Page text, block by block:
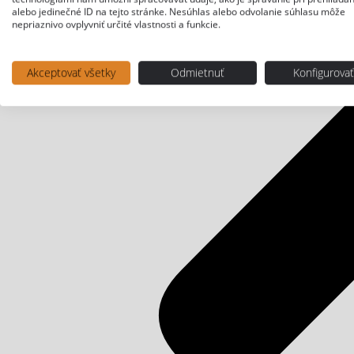
alebo jedinečné ID na tejto stránke. Nesúhlas alebo odvolanie súhlasu môže
nepriaznivo ovplyvniť určité vlastnosti a funkcie.
Akceptovať všetky Odmietnuť Konfigurovať